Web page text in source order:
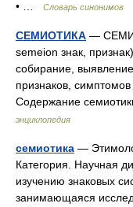
• …
Словарь синонимов
СЕМИОТИКА —
semeion знак,
собирание,
признаков,
Содержание
энциклопедия
семиотика —
Категория. Научная
изучению знаковых
занимающаяся